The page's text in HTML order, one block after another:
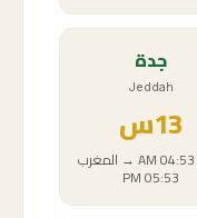
جدة
Jeddah
13س
04:53 AM
→ المغرب
05:53 PM